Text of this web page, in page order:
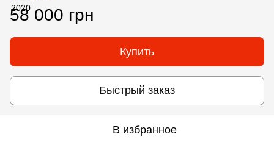
58 000 грн
Купить
Быстрый заказ
В избранное